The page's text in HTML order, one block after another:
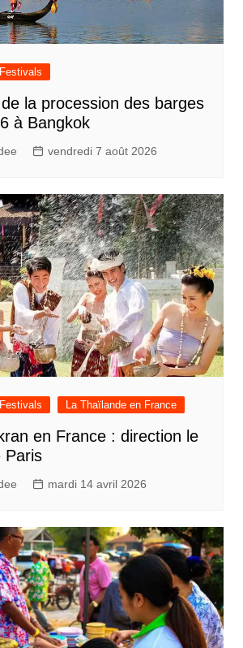
la procession des barges
à Bangkok
vendredi 7 août 2026
La Thaïlande en France
en France : direction le
Paris
mardi 14 avril 2026